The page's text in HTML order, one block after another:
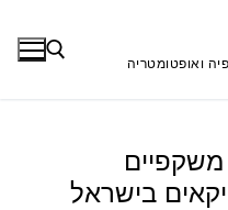
ואופטומטריה
בישראל